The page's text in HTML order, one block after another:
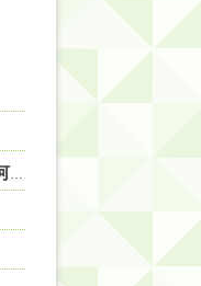
【悲報】初の日本代表で感情爆発「使わないんだったら呼ぶな！」 涙ながらに訴え「俺を何で選んだんだ？」ストライカーの意地・・ 他